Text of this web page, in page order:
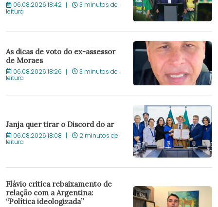
06.08.2026 18:42 3 minutos de
leitura
As dicas de voto do ex-assessor
de Moraes
06.08.2026 18:26 3 minutos de
leitura
Janja quer tirar o Discord do ar
06.08.2026 18:08 2 minutos de
leitura
Flávio critica rebaixamento de
relação com a Argentina:
“Política ideologizada”